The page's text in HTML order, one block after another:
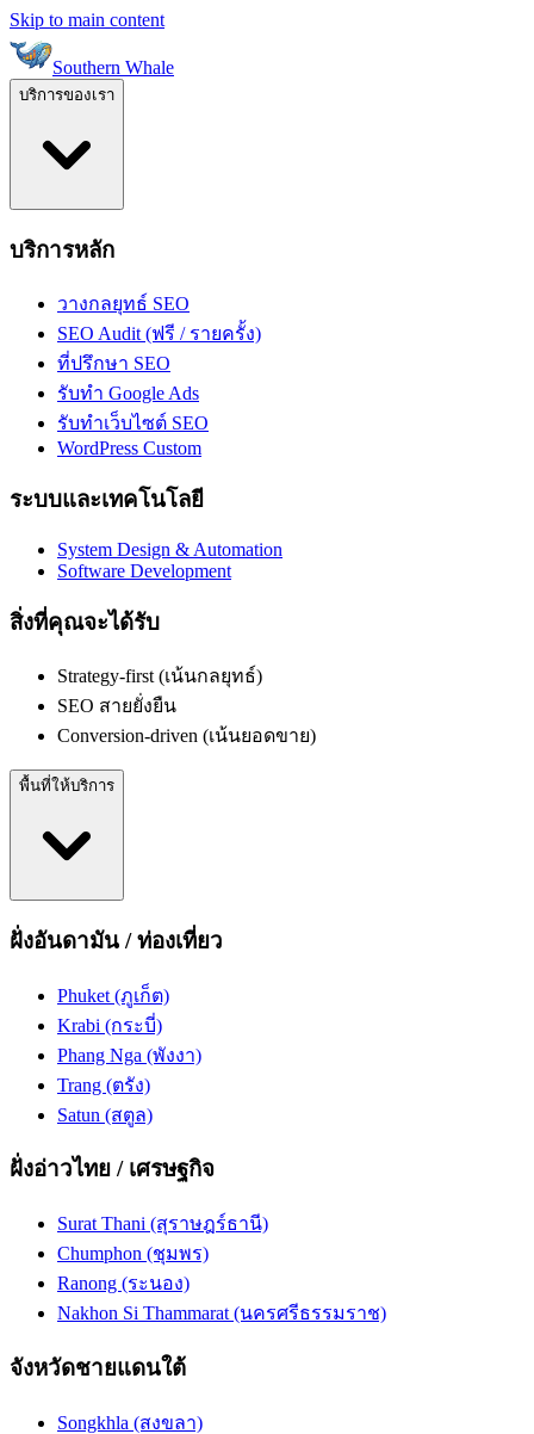
Skip to main content
Southern Whale
บริการของเรา
บริการหลัก
วางกลยุทธ์ SEO
SEO Audit (ฟรี / รายครั้ง)
ที่ปรึกษา SEO
รับทำ Google Ads
รับทำเว็บไซต์ SEO
WordPress Custom
ระบบและเทคโนโลยี
System Design & Automation
Software Development
สิ่งที่คุณจะได้รับ
Strategy-first (เน้นกลยุทธ์)
SEO สายยั่งยืน
Conversion-driven (เน้นยอดขาย)
พื้นที่ให้บริการ
ฝั่งอันดามัน / ท่องเที่ยว
Phuket (ภูเก็ต)
Krabi (กระบี่)
Phang Nga (พังงา)
Trang (ตรัง)
Satun (สตูล)
ฝั่งอ่าวไทย / เศรษฐกิจ
Surat Thani (สุราษฎร์ธานี)
Chumphon (ชุมพร)
Ranong (ระนอง)
Nakhon Si Thammarat (นครศรีธรรมราช)
จังหวัดชายแดนใต้
Songkhla (สงขลา)